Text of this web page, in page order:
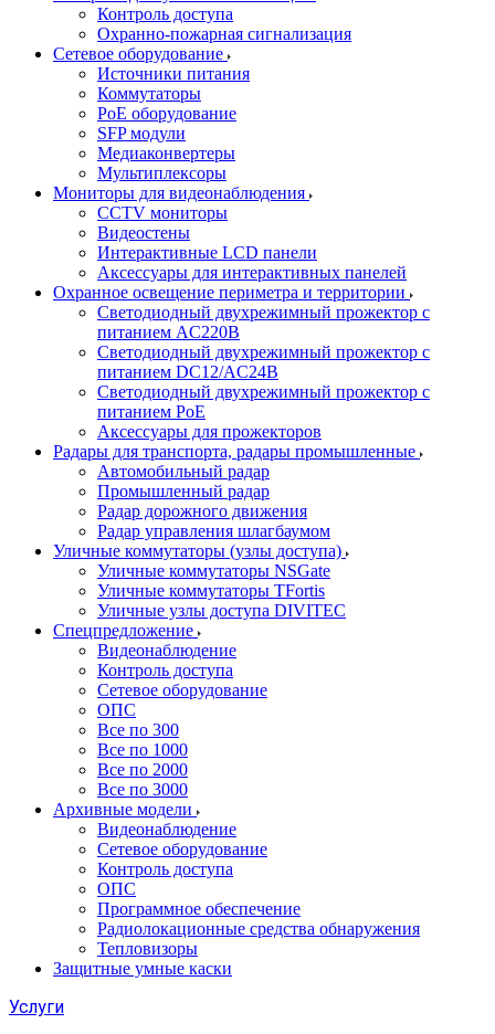
Контроль доступа
Охранно-пожарная сигнализация
Сетевое оборудование
Источники питания
Коммутаторы
PoE оборудование
SFP модули
Медиаконвертеры
Мультиплексоры
Мониторы для видеонаблюдения
CCTV мониторы
Видеостены
Интерактивные LCD панели
Аксессуары для интерактивных панелей
Охранное освещение периметра и территории
Светодиодный двухрежимный прожектор с
питанием AC220В
Светодиодный двухрежимный прожектор с
питанием DC12/AC24В
Светодиодный двухрежимный прожектор с
питанием PoE
Аксессуары для прожекторов
Радары для транспорта, радары промышленные
Автомобильный радар
Промышленный радар
Радар дорожного движения
Радар управления шлагбаумом
Уличные коммутаторы (узлы доступа)
Уличные коммутаторы NSGate
Уличные коммутаторы TFortis
Уличные узлы доступа DIVITEC
Спецпредложение
Видеонаблюдение
Контроль доступа
Сетевое оборудование
ОПС
Все по 300
Все по 1000
Все по 2000
Все по 3000
Архивные модели
Видеонаблюдение
Сетевое оборудование
Контроль доступа
ОПС
Программное обеспечение
Радиолокационные средства обнаружения
Тепловизоры
Защитные умные каски
Услуги